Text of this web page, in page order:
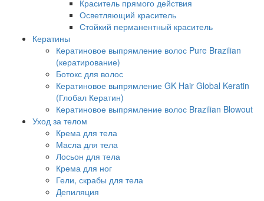
Краситель прямого действия
Осветляющий краситель
Стойкий перманентный краситель
Кератины
Кератиновое выпрямление волос Pure Brazilian
(кератирование)
Ботокс для волос
Кератиновое выпрямление GK Hair Global Keratin
(Глобал Кератин)
Кератиновое выпрямление волос Brazilian Blowout
Уход за телом
Крема для тела
Масла для тела
Лосьон для тела
Крема для ног
Гели, скрабы для тела
Депиляция